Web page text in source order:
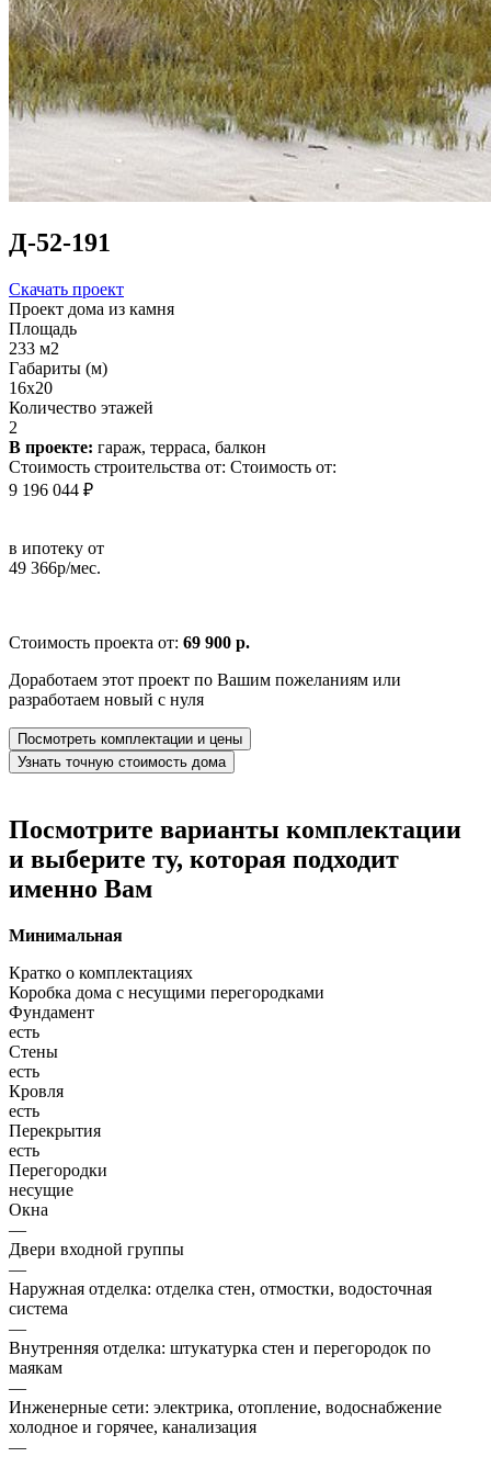
Д-52-191
Скачать проект
Проект дома из камня
Площадь
233 м2
Габариты (м)
16x20
Количество этажей
2
В проекте: гараж, терраса, балкон
Стоимость строительства от: Стоимость от:
9 196 044 ₽
в ипотеку от
49 366р/мес.
Стоимость проекта от: 69 900 р.
Доработаем этот проект по Вашим пожеланиям или
разработаем новый с нуля
Посмотреть комплектации и цены
Узнать точную стоимость дома
Посмотрите варианты комплектации
и выберите ту, которая подходит
именно Вам
Минимальная
Кратко о комплектациях
Коробка дома с несущими перегородками
Фундамент
есть
Стены
есть
Кровля
есть
Перекрытия
есть
Перегородки
несущие
Окна
—
Двери входной группы
—
Наружная отделка: отделка стен, отмостки, водосточная
система
—
Внутренняя отделка: штукатурка стен и перегородок по
маякам
—
Инженерные сети: электрика, отопление, водоснабжение
холодное и горячее, канализация
—